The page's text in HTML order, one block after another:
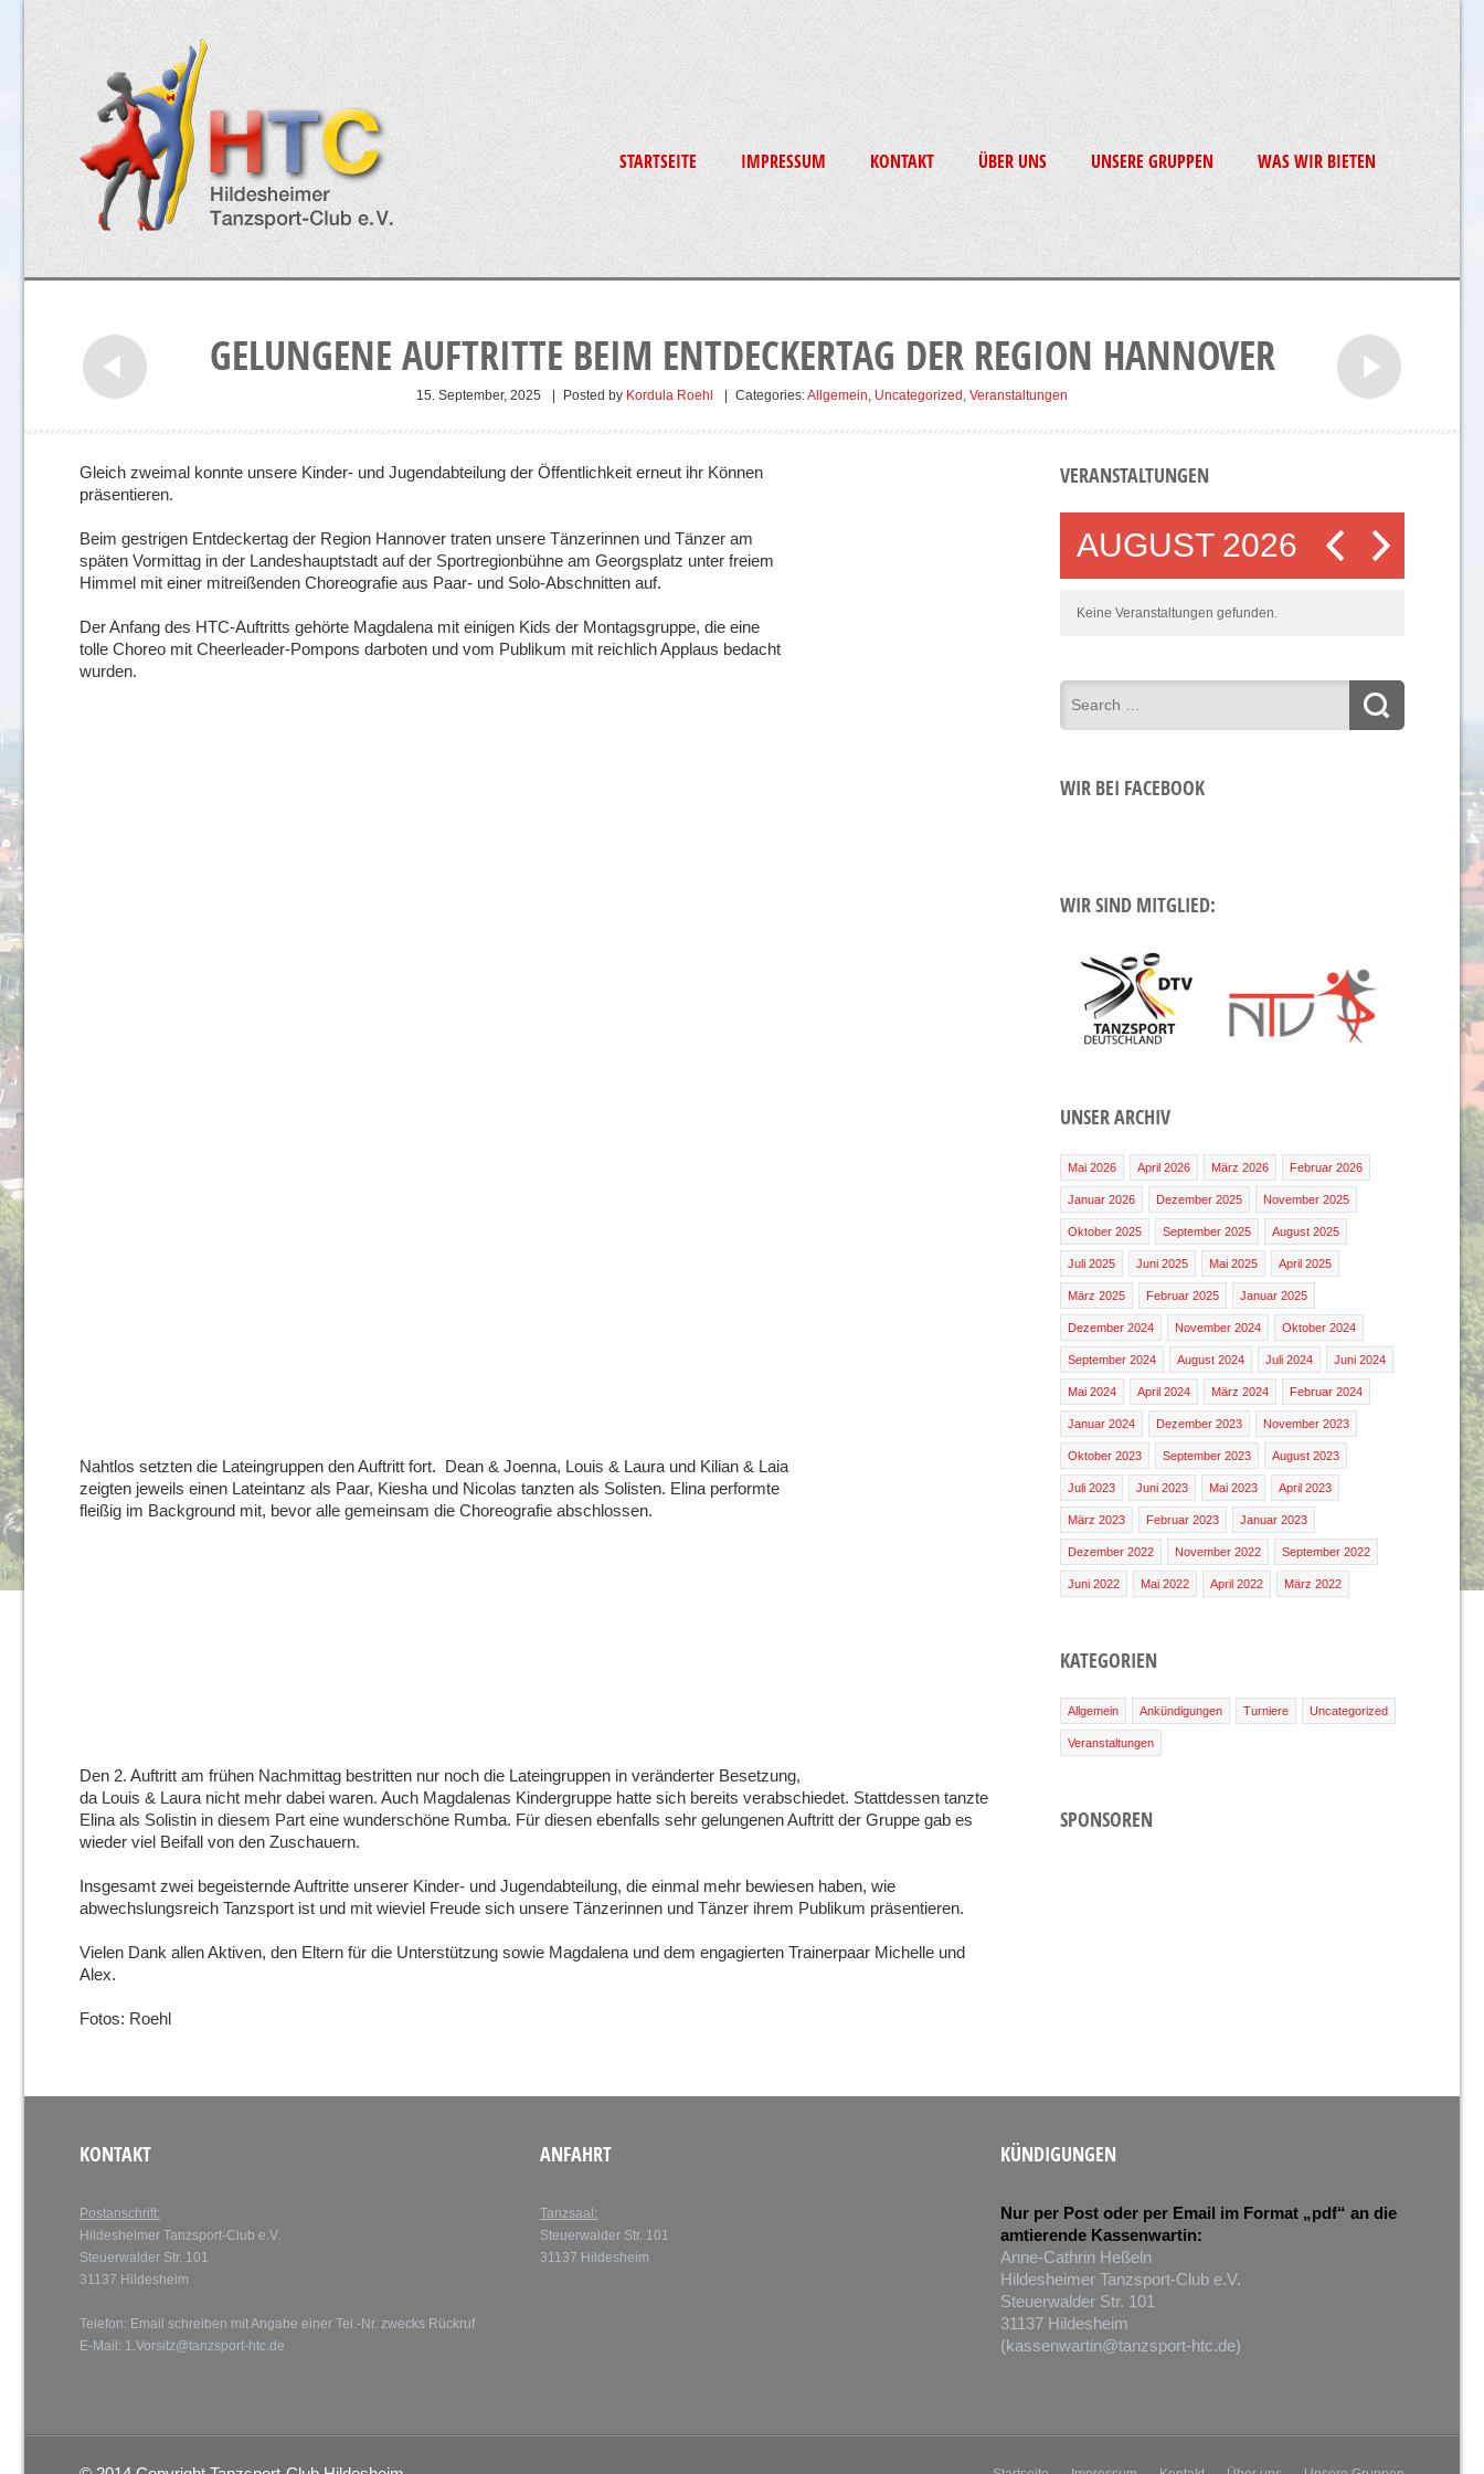
STARTSEITE IMPRESSUM KONTAKT ÜBER UNS UNSERE GRUPPEN WAS WIR BIETEN
GELUNGENE AUFTRITTE BEIM ENTDECKERTAG DER REGION HANNOVER
15. September, 2025 Posted by Kordula Roehl Categories:Allgemein, Uncategorized , Veranstaltungen
Gleich zweimal konnte unsere Kinder- und Jugendabteilung der Öffentlichkeit erneut ihr Können
präsentieren.
Beim gestrigen Entdeckertag der Region Hannover traten unsere Tänzerinnen und Tänzer am
späten Vormittag in der Landeshauptstadt auf der Sportregionbühne am Georgsplatz unter freiem
Himmel mit einer mitreißenden Choreografie aus Paar- und Solo-Abschnitten auf.
Der Anfang des HTC-Auftritts gehörte Magdalena mit einigen Kids der Montagsgruppe, die eine
tolle Choreo mit Cheerleader-Pompons darboten und vom Publikum mit reichlich Applaus bedacht
wurden.
Nahtlos setzten die Lateingruppen den Auftritt fort. Dean & Joenna, Louis & Laura und Kilian & Laia
zeigten jeweils einen Lateintanz als Paar, Kiesha und Nicolas tanzten als Solisten. Elina performte
fleißig im Background mit, bevor alle gemeinsam die Choreografie abschlossen.
Den 2. Auftritt am frühen Nachmittag bestritten nur noch die Lateingruppen in veränderter Besetzung,
da Louis & Laura nicht mehr dabei waren. Auch Magdalenas Kindergruppe hatte sich bereits verabschiedet. Stattdessen tanzte
Elina als Solistin in diesem Part eine wunderschöne Rumba. Für diesen ebenfalls sehr gelungenen Auftritt der Gruppe gab es
wieder viel Beifall von den Zuschauern.
Insgesamt zwei begeisternde Auftritte unserer Kinder- und Jugendabteilung, die einmal mehr bewiesen haben, wie
abwechslungsreich Tanzsport ist und mit wieviel Freude sich unsere Tänzerinnen und Tänzer ihrem Publikum präsentieren.
Vielen Dank allen Aktiven, den Eltern für die Unterstützung sowie Magdalena und dem engagierten Trainerpaar Michelle und
Alex.
Fotos: Roehl
VERANSTALTUNGEN
AUGUST 2026
Keine Veranstaltungen gefunden.
WIR BEI FACEBOOK
WIR SIND MITGLIED:
UNSER ARCHIV
Mai 2026 April 2026 März 2026 Februar 2026
Januar 2026 Dezember 2025 November 2025
Oktober 2025 September 2025 August 2025
Juli 2025 Juni 2025 Mai 2025 April 2025
März 2025 Februar 2025 Januar 2025
Dezember 2024 November 2024 Oktober 2024
September 2024 August 2024 Juli 2024 Juni 2024
Mai 2024 April 2024 März 2024 Februar 2024
Januar 2024 Dezember 2023 November 2023
Oktober 2023 September 2023 August 2023
Juli 2023 Juni 2023 Mai 2023 April 2023
März 2023 Februar 2023 Januar 2023
Dezember 2022 November 2022 September 2022
Juni 2022 Mai 2022 April 2022 März 2022
KATEGORIEN
Allgemein Ankündigungen Turniere Uncategorized
Veranstaltungen
SPONSOREN
KONTAKT
Postanschrift:
Hildesheimer Tanzsport-Club e.V.
Steuerwalder Str. 101
31137 Hildesheim
Telefon: Email schreiben mit Angabe einer Tel.-Nr. zwecks Rückruf
E-Mail: 1.Vorsitz@tanzsport-htc.de
ANFAHRT
Tanzsaal:
Steuerwalder Str. 101
31137 Hildesheim
KÜNDIGUNGEN
Nur per Post oder per Email im Format „pdf“ an die
amtierende Kassenwartin:
Anne-Cathrin Heßeln
Hildesheimer Tanzsport-Club e.V.
Steuerwalder Str. 101
31137 Hildesheim
(kassenwartin@tanzsport-htc.de)